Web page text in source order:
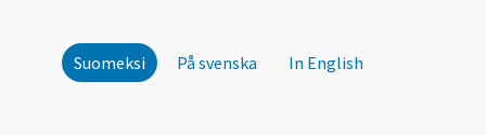
Suomeksi På svenska In English